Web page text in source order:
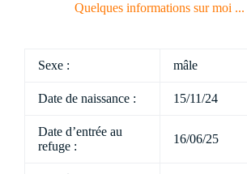
Quelques informations sur moi ...
Sexe : mâle
Date de naissance : 15/11/24
Date d’entrée au
refuge :
16/06/25